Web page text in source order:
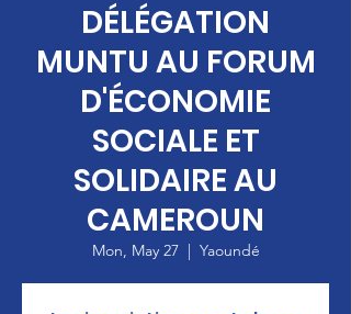
DÉLÉGATION
MUNTU AU FORUM
D'ÉCONOMIE
SOCIALE ET
SOLIDAIRE AU
CAMEROUN
Mon, May 27
  |
Yaoundé